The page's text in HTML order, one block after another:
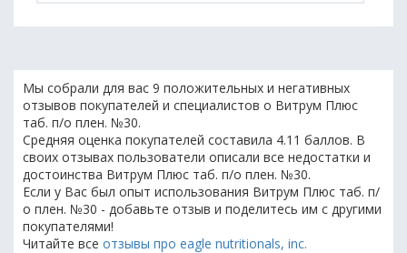
Мы собрали для вас 9 положительных и негативных
отзывов покупателей и специалистов о Витрум Плюс
таб. п/о плен. №30.
Средняя оценка покупателей составила 4.11 баллов. В
своих отзывах пользователи описали все недостатки и
достоинства Витрум Плюс таб. п/о плен. №30.
Если у Вас был опыт использования Витрум Плюс таб. п/
о плен. №30 - добавьте отзыв и поделитесь им с другими
покупателями!
Читайте все отзывы про eagle nutritionals, inc.